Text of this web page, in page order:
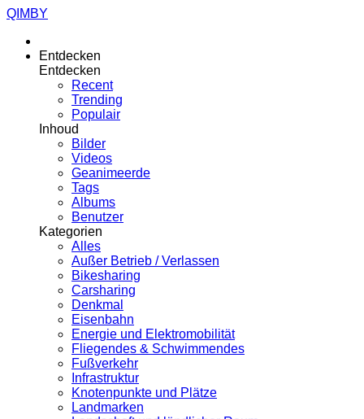
QIMBY
Entdecken
Entdecken
Recent
Trending
Populair
Inhoud
Bilder
Videos
Geanimeerde
Tags
Albums
Benutzer
Kategorien
Alles
Außer Betrieb / Verlassen
Bikesharing
Carsharing
Denkmal
Eisenbahn
Energie und Elektromobilität
Fliegendes & Schwimmendes
Fußverkehr
Infrastruktur
Knotenpunkte und Plätze
Landmarken